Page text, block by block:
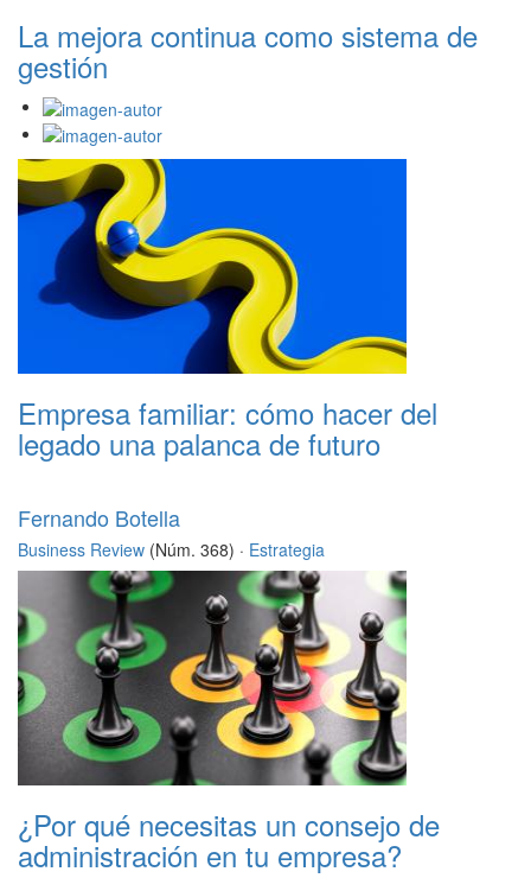
La mejora continua como sistema de
gestión
Empresa familiar: cómo hacer del
legado una palanca de futuro
Fernando Botella
Business Review (Núm. 368) · Estrategia
¿Por qué necesitas un consejo de
administración en tu empresa?